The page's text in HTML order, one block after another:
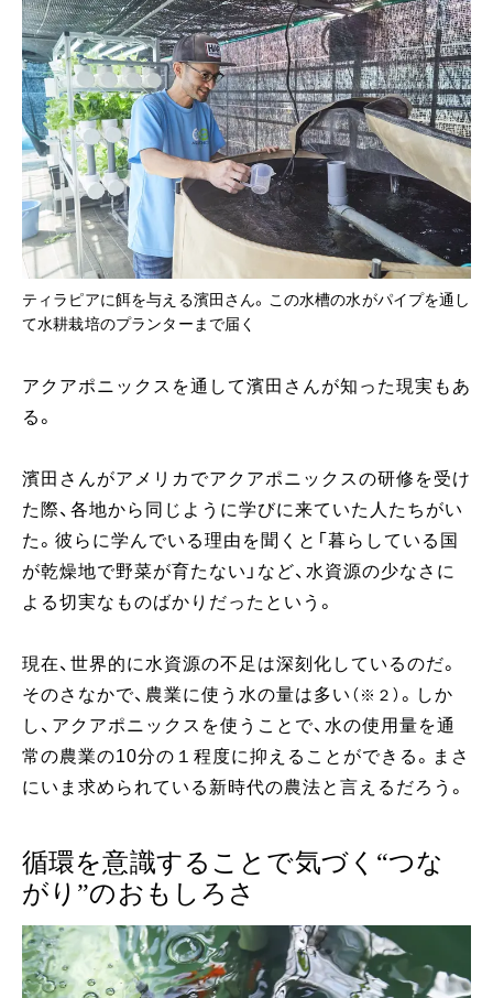
ティラピアに餌を与える濱田さん。この水槽の水がパイプを通し
て水耕栽培のプランターまで届く
アクアポニックスを通して濱田さんが知った現実もあ
る。
濱田さんがアメリカでアクアポニックスの研修を受け
た際、各地から同じように学びに来ていた人たちがい
た。彼らに学んでいる理由を聞くと「暮らしている国
が乾燥地で野菜が育たない」など、水資源の少なさに
よる切実なものばかりだったという。
現在、世界的に水資源の不足は深刻化しているのだ。
そのさなかで、農業に使う水の量は多い （※２） 。しか
し、アクアポニックスを使うことで、水の使用量を通
常の農業の10分の１程度に抑えることができる。まさ
にいま求められている新時代の農法と言えるだろう。
循環を意識することで気づく“つな
がり”のおもしろさ